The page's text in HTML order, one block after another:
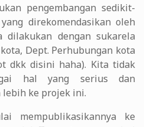
pengembangan sedikit-
direkomendasikan oleh
dilakukan dengan sukarela
Dept. Perhubungan kota
dkk disini haha). Kita tidak
hal yang serius dan
ke projek ini.
mempublikasikannya ke